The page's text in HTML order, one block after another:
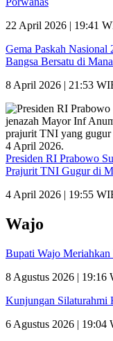
22 April 2026 | 19:41
Gema Paskah Nasional
Bangsa Bersatu di
8 April 2026 | 21:53
Presiden RI Prabowo
Prajurit TNI Gugur di
4 April 2026 | 19:55
Wajo
Bupati Wajo
8 Agustus 2026 | 19:16
Kunjungan Silaturahmi
6 Agustus 2026 | 19:04